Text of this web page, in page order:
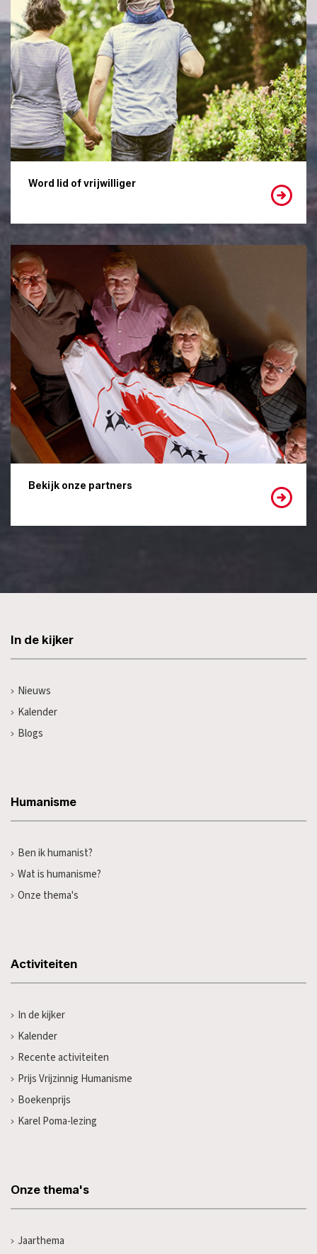
Word lid of vrijwilliger
Bekijk onze partners
In de kijker
Nieuws
Kalender
Blogs
Humanisme
Ben ik humanist?
Wat is humanisme?
Onze thema's
Activiteiten
In de kijker
Kalender
Recente activiteiten
Prijs Vrijzinnig Humanisme
Boekenprijs
Karel Poma-lezing
Onze thema's
Jaarthema